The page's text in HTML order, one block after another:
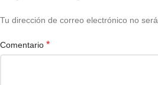
Tu dirección de correo electrónico no será
Comentario *